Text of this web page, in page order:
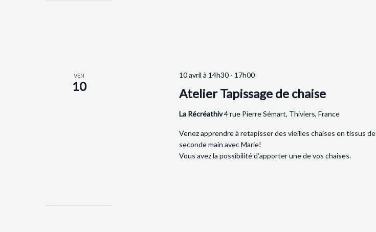
VEN
10 Atelier Tapissage de chaise
10 avril à 14h30 - 17h00
La Récréathiv4 rue Pierre Sémart, Thiviers, France
Venez apprendre à retapisser des vieilles chaises en tissus de
seconde main avec Marie!
Vous avez la possibilité d’apporter une de vos chaises.